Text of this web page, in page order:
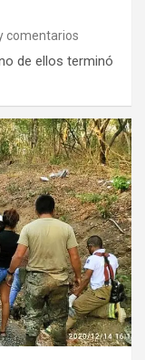
comentarios
de ellos terminó